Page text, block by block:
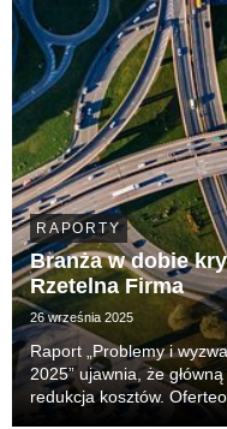
RAPORTY
Branża w dobie
Rzetelna Firma
26 września 2025
Raport „Problemy i
2025” ujawnia, że
redukcja kosztów.